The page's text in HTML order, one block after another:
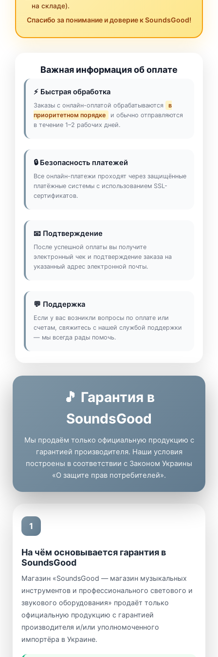
на складе).
Спасибо за понимание и доверие к SoundsGood!
Важная информация об оплате
⚡ Быстрая обработка
Заказы с онлайн-оплатой обрабатываются
в
приоритетном порядке
и обычно отправляются
в течение 1–2 рабочих дней.
🔒 Безопасность платежей
Все онлайн-платежи проходят через защищённые
платёжные системы с использованием SSL-
сертификатов.
📧 Подтверждение
После успешной оплаты вы получите
электронный чек и подтверждение заказа на
указанный адрес электронной почты.
💬 Поддержка
Если у вас возникли вопросы по оплате или
счетам, свяжитесь с нашей службой поддержки
— мы всегда рады помочь.
🎵 Гарантия в
SoundsGood
Мы продаём только официальную продукцию с
гарантией производителя. Наши условия
построены в соответствии с Законом Украины
«О защите прав потребителей».
1
На чём основывается гарантия в
SoundsGood
Магазин «SoundsGood — магазин музыкальных
инструментов и профессионального светового и
звукового оборудования» продаёт только
официальную продукцию с гарантией
производителя и/или уполномоченного
импортёра в Украине.